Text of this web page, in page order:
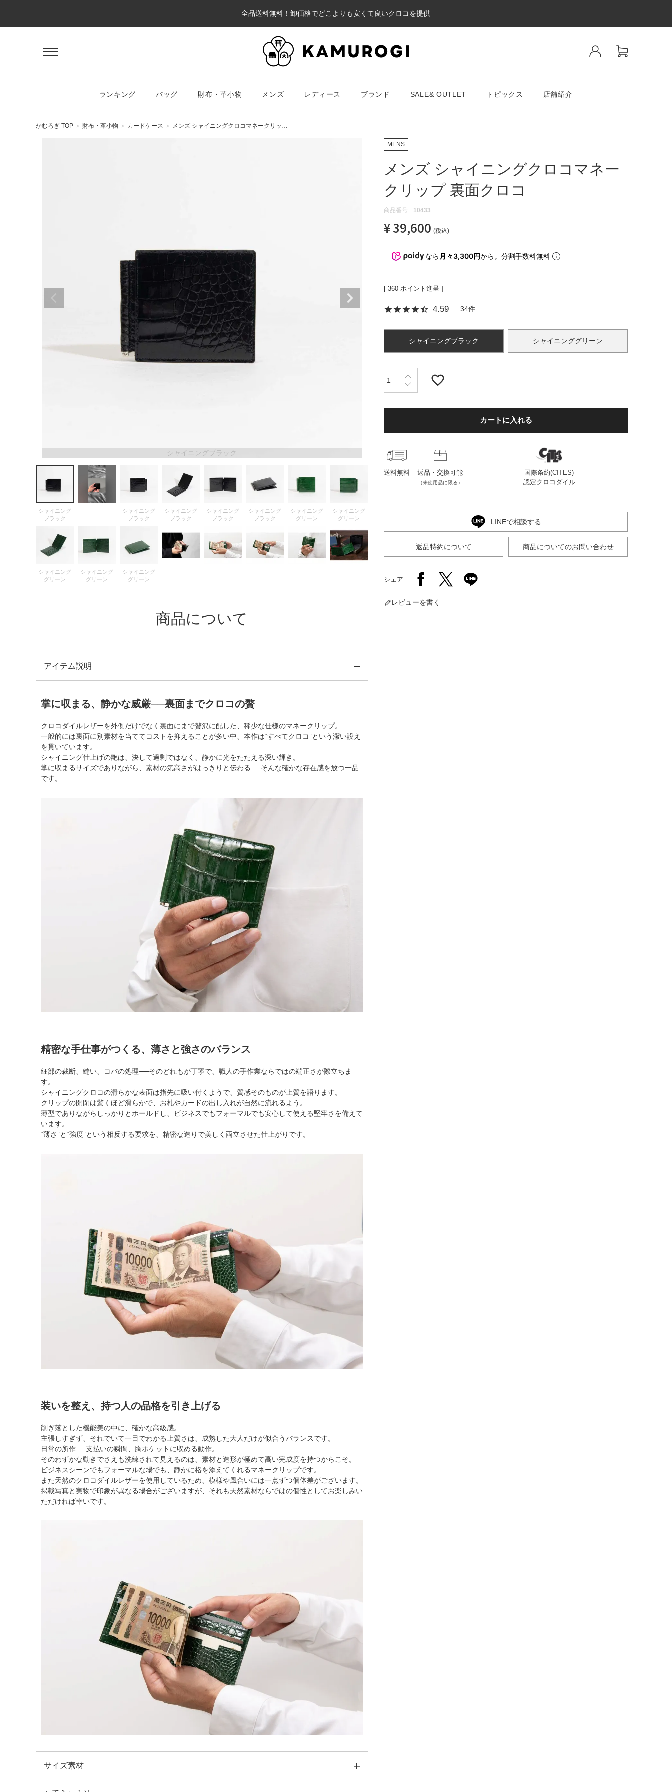
全品送料無料！卸価格でどこよりも安くて良いクロコを提供
ランキング バッグ 財布・革小物 メンズ レディース ブランド SALE& OUTLET トピックス 店舗紹介
KEYWORD #キーワード #キーワードキーワード
リュックサック
折財布
L字型サイフ
ベルト
ラウンド財布
ブランド
MaturiJAPAN
ランキング トピックス
FOLLOW US
かむろぎ TOP 財布・革小物 カードケース メンズ シャイニングクロコマネークリッ…
シャイニングブラック
シャイニング
ブラック
シャイニング
ブラック
シャイニング
ブラック
シャイニング
ブラック
シャイニング
ブラック
シャイニング
グリーン
シャイニング
グリーン
シャイニング
グリーン
シャイニング
グリーン
シャイニング
グリーン
MENS
メンズ シャイニングクロコマネー
クリップ 裏面クロコ
商品番号 10433
¥39,600 税込
なら 月々3,300円から。分割手数料無料
[ 360 ポイント進呈 ]
4.59 34
シャイニングブラック シャイニンググリーン
カートに入れる
送料無料 返品・交換可能
（未使用品に限る）
国際条約(CITES)
認定クロコダイル
LINEで相談する
返品特約について 商品についてのお問い合わせ
シェア
レビューを書く
商品について
アイテム説明
掌に収まる、静かな威厳──裏面までクロコの贅
クロコダイルレザーを外側だけでなく裏面にまで贅沢に配した、稀少な仕様のマネークリップ。
一般的には裏面に別素材を当ててコストを抑えることが多い中、本作は“すべてクロコ”という潔い設え
を貫いています。
シャイニング仕上げの艶は、決して過剰ではなく、静かに光をたたえる深い輝き。
掌に収まるサイズでありながら、素材の気高さがはっきりと伝わる──そんな確かな存在感を放つ一品
です。
精密な手仕事がつくる、薄さと強さのバランス
細部の裁断、縫い、コバの処理──そのどれもが丁寧で、職人の手作業ならではの端正さが際立ちま
す。
シャイニングクロコの滑らかな表面は指先に吸い付くようで、質感そのものが上質を語ります。
クリップの開閉は驚くほど滑らかで、お札やカードの出し入れが自然に流れるよう。
薄型でありながらしっかりとホールドし、ビジネスでもフォーマルでも安心して使える堅牢さを備えて
います。
“薄さ”と“強度”という相反する要求を、精密な造りで美しく両立させた仕上がりです。
装いを整え、持つ人の品格を引き上げる
削ぎ落とした機能美の中に、確かな高級感。
主張しすぎず、それでいて一目でわかる上質さは、成熟した大人だけが似合うバランスです。
日常の所作──支払いの瞬間、胸ポケットに収める動作。
そのわずかな動きでさえも洗練されて見えるのは、素材と造形が極めて高い完成度を持つからこそ。
ビジネスシーンでもフォーマルな場でも、静かに格を添えてくれるマネークリップです。
また天然のクロコダイルレザーを使用しているため、模様や風合いには一点ずつ個体差がございます。
掲載写真と実物で印象が異なる場合がございますが、それも天然素材ならではの個性としてお楽しみい
ただければ幸いです。
サイズ素材